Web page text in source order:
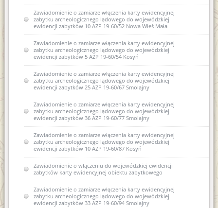
Zawiadomienie o zamiarze włączenia karty ewidencyjnej
zabytku archeologicznego lądowego do wojewódzkiej
ewidencji zabytków 10 AZP 19-60/52 Nowa Wieś Mała
Zawiadomienie o zamiarze włączenia karty ewidencyjnej
zabytku archeologicznego lądowego do wojewódzkiej
ewidencji zabytków 5 AZP 19-60/54 Kosyń
Zawiadomienie o zamiarze włączenia karty ewidencyjnej
zabytku archeologicznego lądowego do wojewódzkiej
ewidencji zabytków 25 AZP 19-60/67 Smolajny
Zawiadomienie o zamiarze włączenia karty ewidencyjnej
zabytku archeologicznego lądowego do wojewódzkiej
ewidencji zabytków 36 AZP 19-60/77 Smolajny
Zawiadomienie o zamiarze włączenia karty ewidencyjnej
zabytku archeologicznego lądowego do wojewódzkiej
ewidencji zabytków 10 AZP 19-60/87 Kosyń
Zawiadomienie o włączeniu do wojewódzkiej ewidencji
zabytków karty ewidencyjnej obiektu zabytkowego
Zawiadomienie o zamiarze włączenia karty ewidencyjnej
zabytku archeologicznego lądowego do wojewódzkiej
ewidencji zabytków 33 AZP 19-60/94 Smolajny